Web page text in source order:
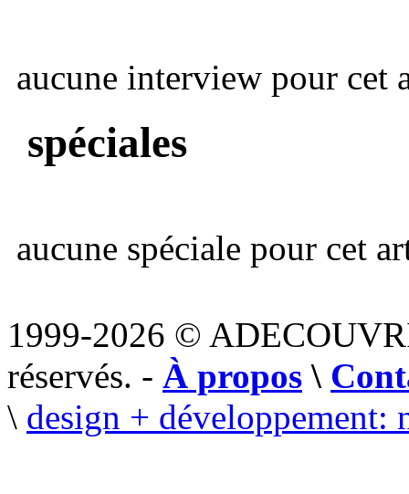
aucune interview pour cet
spéciales
aucune spéciale pour cet
1999-2026 ©
réservés. - À propos \
\ design + développement: